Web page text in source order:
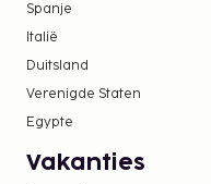
continentaal
heeft aan deze
toegekend.
kosten kunnen
De stad heft
Spanje
Italië
Duitsland
Verenigde Staten
Egypte
Vakanties